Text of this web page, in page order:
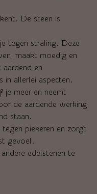
De steen is
tegen straling. Deze
maakt moedig en
en
in allerlei aspecten.
je meer en neemt
de aardende werking
staan.
piekeren en zorgt
gevoel.
edelstenen te